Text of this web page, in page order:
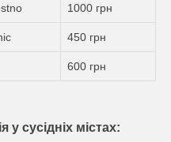
1000 грн
450 грн
600 грн
у сусідніх містах: